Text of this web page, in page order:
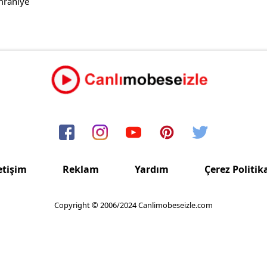
Reklam Yardım Çerez
Copyright © 2006/2024 Canlimobeseizle.com